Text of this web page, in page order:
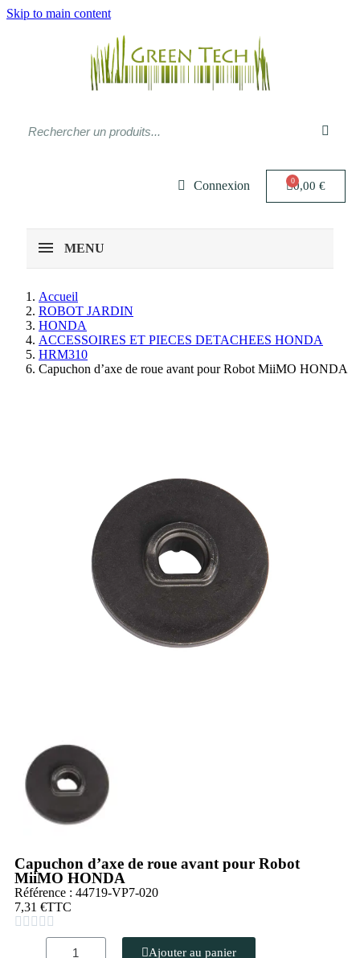
Skip to main content
Connexion 0,00 €
MENU
Accueil
ROBOT JARDIN
HONDA
ACCESSOIRES ET PIECES DETACHEES HONDA
HRM310
Capuchon d’axe de roue avant pour Robot MiiMO HONDA
Capuchon d’axe de roue avant pour Robot
MiiMO HONDA
Référence : 44719-VP7-020
7,31 €TTC
    
Ajouter au panier